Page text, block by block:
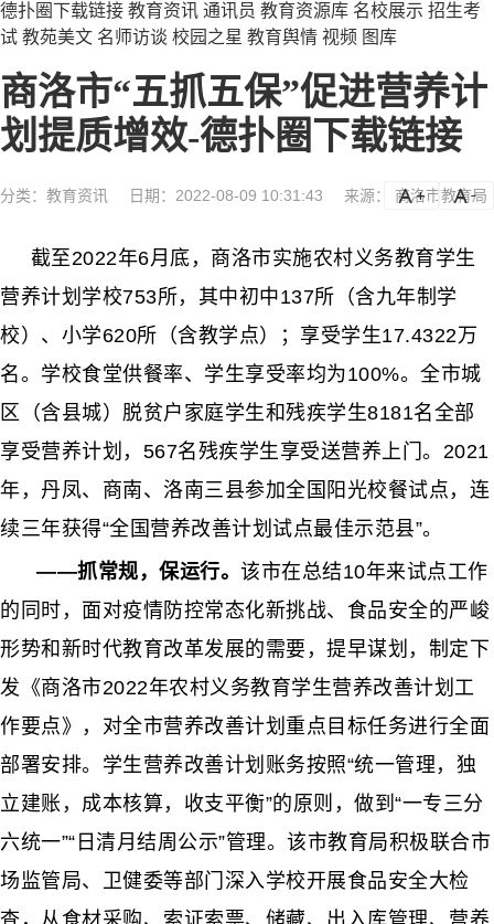
德扑圈下载链接 教育资讯 通讯员 教育资源库 名校展示 招生考
试 教苑美文 名师访谈 校园之星 教育舆情 视频 图库
商洛市“五抓五保”促进营养计
划提质增效-德扑圈下载链接
分类： 教育资讯 日期：2022-08-09 10:31:43 来源： 商洛市教育局
a a-
截至2022年6月底，商洛市实施农村义务教育学生
营养计划学校753所，其中初中137所（含九年制学
校）、小学620所（含教学点）；享受学生17.4322万
名。学校食堂供餐率、学生享受率均为100%。全市城
区（含县城）脱贫户家庭学生和残疾学生8181名全部
享受营养计划，567名残疾学生享受送营养上门。2021
年，丹凤、商南、洛南三县参加全国阳光校餐试点，连
续三年获得“全国营养改善计划试点最佳示范县”。
——抓常规，保运行。 该市在总结10年来试点工作
的同时，面对疫情防控常态化新挑战、食品安全的严峻
形势和新时代教育改革发展的需要，提早谋划，制定下
发《商洛市2022年农村义务教育学生营养改善计划工
作要点》，对全市营养改善计划重点目标任务进行全面
部署安排。学生营养改善计划账务按照“统一管理， 独
立建账，成本核算，收支平衡”的原则，做到“一专三分
六统一”“日清月结周公示”管理。该市教育局积极联合市
场监管局、卫健委等部门深入学校开展食品安全大检
查，从食材采购、索证索票、储藏、出入库管理、营养